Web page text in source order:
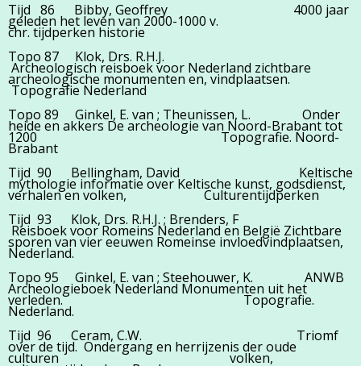
Tijd 86 Bibby, Geoffrey 4000 jaar
geleden het leven van 2000-1000 v.
chr. tijdperken historie
Topo 87 Klok, Drs. R.H.J.
Archeologisch reisboek voor Nederland zichtbare
archeologische monumenten en, vindplaatsen.
Topografie Nederland
Topo 89 Ginkel, E. van ; Theunissen, L. Onder
heide en akkers De archeologie van Noord-Brabant tot
1200 Topografie. Noord-
Brabant
Tijd 90 Bellingham, David Keltische
mythologie informatie over Keltische kunst, godsdienst,
verhalen en volken, Culturentijdperken
Tijd 93 Klok, Drs. R.H.J. ; Brenders, F
Reisboek voor Romeins Nederland en België Zichtbare
sporen van vier eeuwen Romeinse invloedvindplaatsen,
Nederland.
Topo 95 Ginkel, E. van ; Steehouwer, K. ANWB
Archeologieboek Nederland Monumenten uit het
verleden. Topografie.
Nederland.
Tijd 96 Ceram, C.W. Triomf
over de tijd. Ondergang en herrijzenis der oude
culturen volken,